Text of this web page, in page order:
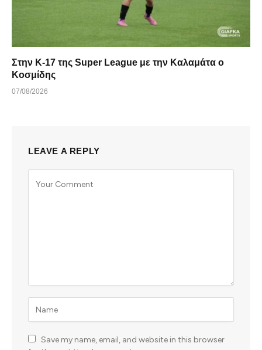
Στην Κ-17 της Super League με την Καλαμάτα ο
Κοσμίδης
07/08/2026
LEAVE A REPLY
Save my name, email, and website in this browser